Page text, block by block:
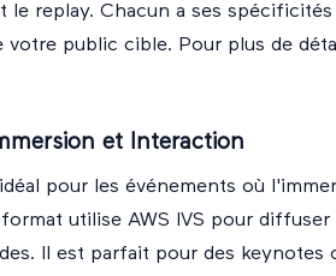
replay. Chacun a ses
public cible. Pour plus de
et Interaction
pour les événements où
utilise AWS IVS pour
Il est parfait pour des keynotes